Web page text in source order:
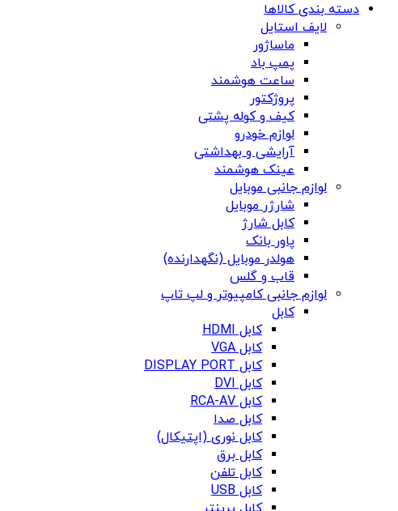
دسته بندی کالاها
لایف استایل
ماساژور
پمپ باد
ساعت هوشمند
پروژکتور
کیف و کوله پشتی
لوازم خودرو
آرایشی و بهداشتی
عینک هوشمند
لوازم جانبی موبایل
شارژر موبایل
کابل شارژ
پاور بانک
هولدر موبایل (نگهدارنده)
قاب و گلس
لوازم جانبی کامپیوتر و لپ تاپ
کابل
کابل HDMI
کابل VGA
کابل DISPLAY PORT
کابل DVI
کابل RCA-AV
کابل صدا
کابل نوری (اپتیکال)
کابل برق
کابل تلفن
کابل USB